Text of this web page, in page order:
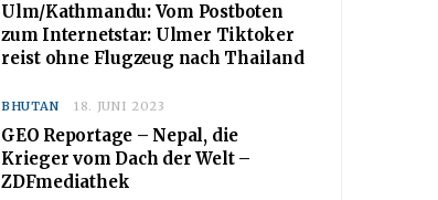
Ulm/Kathmandu: Vom Postboten
zum Internetstar: Ulmer Tiktoker
reist ohne Flugzeug nach Thailand
BHUTAN 18. JUNI 2023
GEO Reportage – Nepal, die
Krieger vom Dach der Welt –
ZDFmediathek